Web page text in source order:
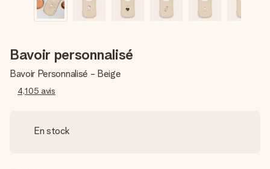
Bavoir personnalisé
Bavoir Personnalisé - Beige
4,105 avis
En stock